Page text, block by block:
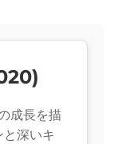
成長を描
深いキ